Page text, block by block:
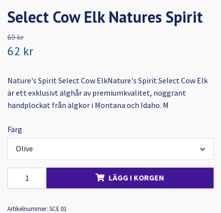
Select Cow Elk Natures Spirit
69 kr
62 kr
Nature's Spirit Select Cow ElkNature's Spirit Select Cow Elk
är ett exklusivt älghår av premiumkvalitet, noggrant
handplockat från älgkor i Montana och Idaho. M
Färg
Olive
LÄGG I KORGEN
Artikelnummer: SCE 01